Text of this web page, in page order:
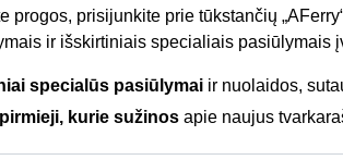
progos, prisijunkite prie tūkstančių
ir išskirtiniais specialiais pasiūlymais
specialūs pasiūlymai ir nuolaidos,
kurie sužinos apie naujus